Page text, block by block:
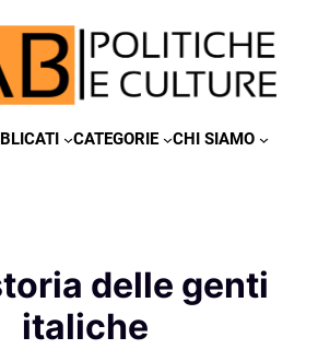
CATEGORIE CHI SIAMO
delle genti
italiche